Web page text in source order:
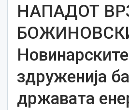
НАПАДОТ
Новинарските
здруженија
државата